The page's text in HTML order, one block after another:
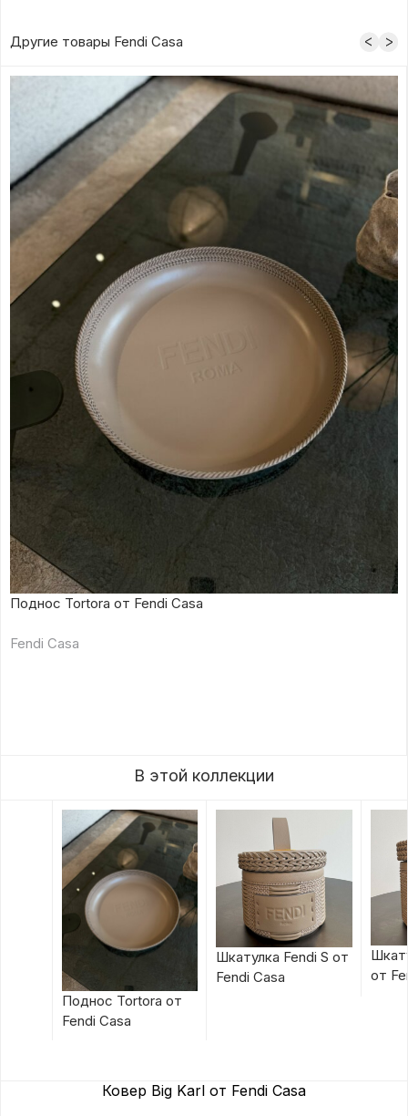
Другие товары Fendi Casa
Поднос Tortora от Fendi Casa
Fendi Casa
В этой коллекции
Поднос Tortora от
Fendi Casa
Шкатулка Fendi S от
Fendi Casa
от
Ковер Big Karl от Fendi Casa